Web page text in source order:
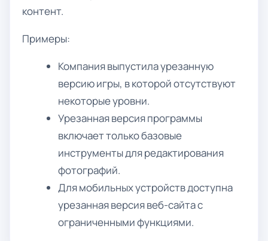
контент.
Примеры:
Компания выпустила урезанную
версию игры, в которой отсутствуют
некоторые уровни.
Урезанная версия программы
включает только базовые
инструменты для редактирования
фотографий.
Для мобильных устройств доступна
урезанная версия веб-сайта с
ограниченными функциями.